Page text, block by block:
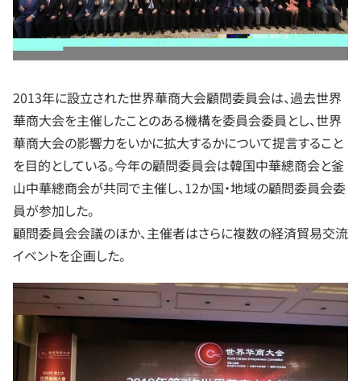
2013年に設立された世界華商大会顧問委員会は、過去世界
華商大会を主催したことのある機構を委員会委員とし、世界
華商大会の影響力をいかに拡大するかについて提言すること
を目的としている。今年の顧問委員会は韓国中華總商会と釜
山中華總商会が共同で主催し、12か国・地域の顧問委員会委
員が参加した。
顧問委員会会議のほか、主催者はさらに複数の経済貿易交流
イベントを企画した。